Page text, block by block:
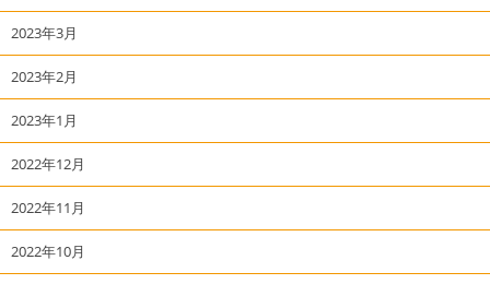
2023年3月
2023年2月
2023年1月
2022年12月
2022年11月
2022年10月